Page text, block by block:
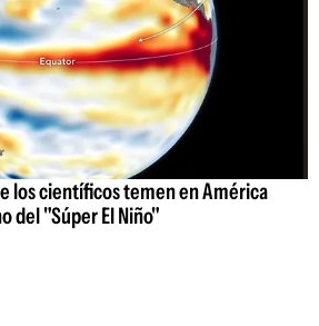
los científicos temen en América
del "Súper El Niño"